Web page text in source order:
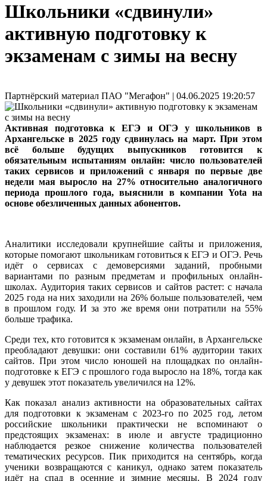
Школьники «сдвинули»
активную подготовку к
экзаменам с зимы на весну
Партнёрский материал ПАО "Мегафон" | 04.06.2025 19:20:57
Активная подготовка к ЕГЭ и ОГЭ у школьников в
Архангельске в 2025 году сдвинулась на март. При этом
всё больше будущих выпускников готовится к
обязательным испытаниям онлайн: число пользователей
таких сервисов и приложений с января по первые две
недели мая выросло на 27% относительно аналогичного
периода прошлого года, выяснили в компании Yota на
основе обезличенных данных абонентов.
Аналитики исследовали крупнейшие сайты и приложения,
которые помогают школьникам готовиться к ЕГЭ и ОГЭ. Речь
идёт о сервисах с демоверсиями заданий, пробными
вариантами по разным предметам и профильных онлайн-
школах. Аудитория таких сервисов и сайтов растет: с начала
2025 года на них заходили на 26% больше пользователей, чем
в прошлом году. И за это же время они потратили на 55%
больше трафика.
Среди тех, кто готовится к экзаменам онлайн, в Архангельске
преобладают девушки: они составили 61% аудитории таких
сайтов. При этом число юношей на площадках по онлайн-
подготовке к ЕГЭ с прошлого года выросло на 18%, тогда как
у девушек этот показатель увеличился на 12%.
Как показал анализ активности на образовательных сайтах
для подготовки к экзаменам с 2023-го по 2025 год, летом
российские школьники практически не вспоминают о
предстоящих экзаменах: в июле и августе традиционно
наблюдается резкое снижение количества пользователей
тематических ресурсов. Пик приходится на сентябрь, когда
ученики возвращаются с каникул, однако затем показатель
идёт на спад в осенние и зимние месяцы. В 2024 году